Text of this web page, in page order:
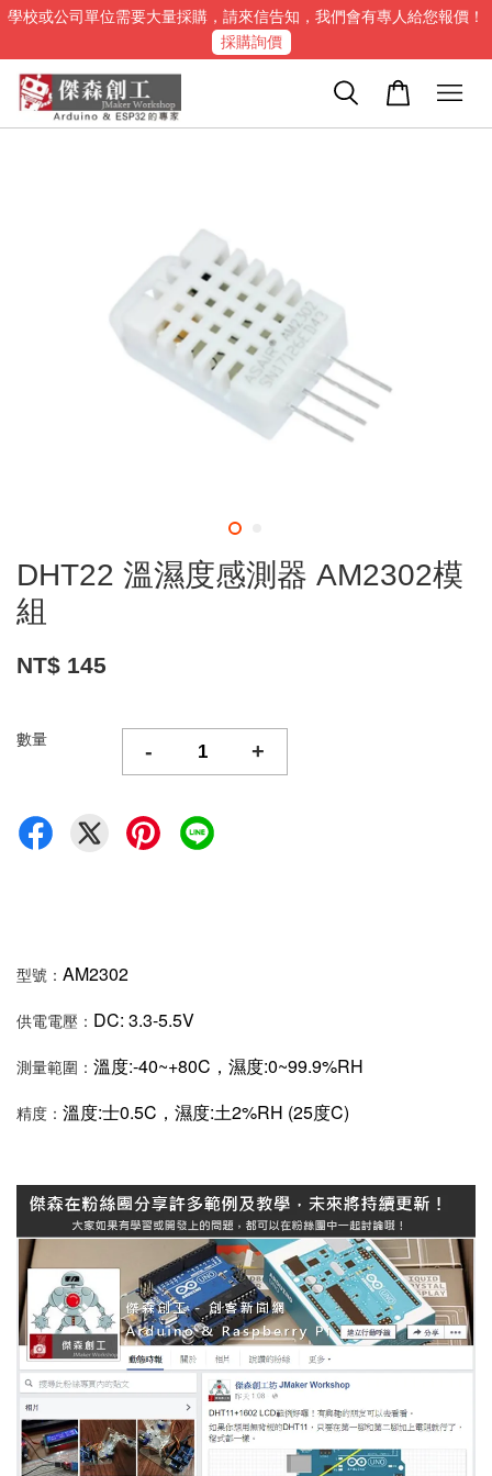
學校或公司單位需要大量採購，請來信告知，我們會有專人給您報價！
採購詢價
DHT22 溫濕度感測器 AM2302模
組
NT$ 145
數量 - +
型號： AM2302
供電電壓： DC: 3.3-5.5V
測量範圍： 溫度:-40~+80C， 濕度:0~99.9%RH
精度： 溫度:士0.5C， 濕度:土2%RH (25度C)